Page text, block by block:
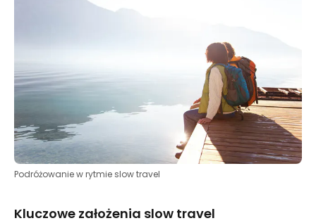
Podróżowanie w rytmie slow travel
Kluczowe założenia slow travel